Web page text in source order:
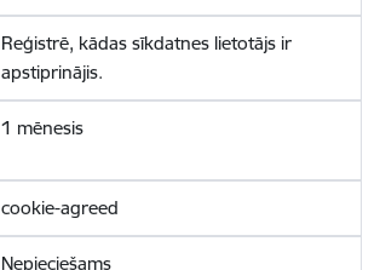
Reģistrē, kādas sīkdatnes lietotājs ir
apstiprinājis.
1 mēnesis
cookie-agreed
Nepieciešams